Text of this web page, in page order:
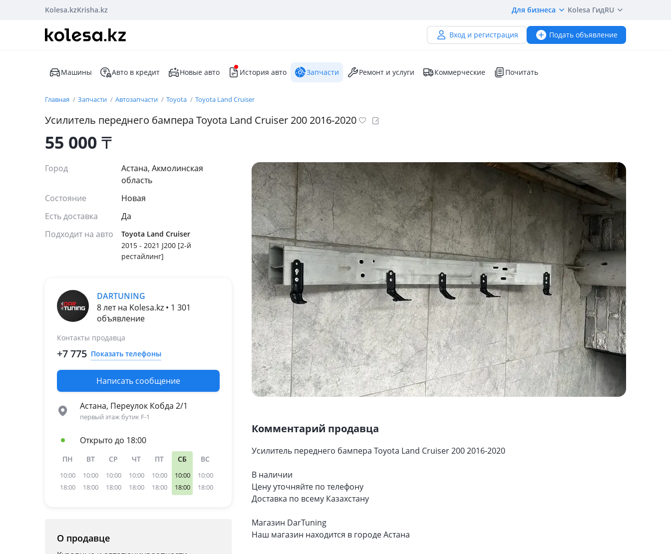
Kolesa.kzKrisha.kz Для бизнеса Kolesa ГидRU
Вход и регистрация Подать объявление
Машины Авто в кредит Новые авто История авто Запчасти Ремонт и услуги Коммерческие Почитать
Главная Запчасти Автозапчасти Toyota Toyota Land Cruiser
Усилитель переднего бампера Toyota Land Cruiser 200 2016-2020
55 000₸
Город
Астана, Акмолинская
область
Состояние
Новая
Есть доставка
Да
Подходит на авто
Toyota Land Cruiser
2015 - 2021 J200 [2-й
рестайлинг]
DARTUNING
8 лет на Kolesa.kz • 1 301
объявление
Контакты продавца
+7 775 Показать телефоны
Написать сообщение
Астана, Переулок Кобда 2/1
первый этаж бутик F-1
Открыто до 18:00
ПН
10:00
18:00
ВТ
10:00
18:00
СР
10:00
18:00
ЧТ
10:00
18:00
ПТ
10:00
18:00
СБ
10:00
18:00
ВС
10:00
18:00
О продавце
Комментарий продавца
Усилитель переднего бампера Toyota Land Cruiser 200 2016-2020
В наличии
Цену уточняйте по телефону
Доставка по всему Казахстану
Магазин DarTuning
Наш магазин находится в городе Астана